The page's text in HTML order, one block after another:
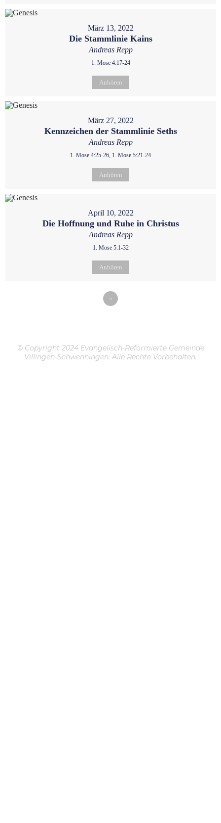
März 13, 2022
Die Stammlinie Kains
Andreas Repp
1. Mose 4:17-24
Anhören
März 27, 2022
Kennzeichen der Stammlinie Seths
Andreas Repp
1. Mose 4:25-26, 1. Mose 5:21-24
Anhören
April 10, 2022
Die Hoffnung und Ruhe in Christus
Andreas Repp
1. Mose 5:1-32
Anhören
»
© Copyright 2024 Evangelisch-Reformierte Gemeinde
Villingen-Schwenningen. Alle Rechte Vorbehalten.